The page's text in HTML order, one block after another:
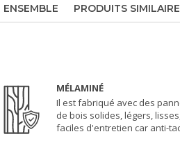
PRODUITS
MÉLAMINÉ
Il est fabriqué avec des
de bois solides, légers,
faciles d'entretien car anti-